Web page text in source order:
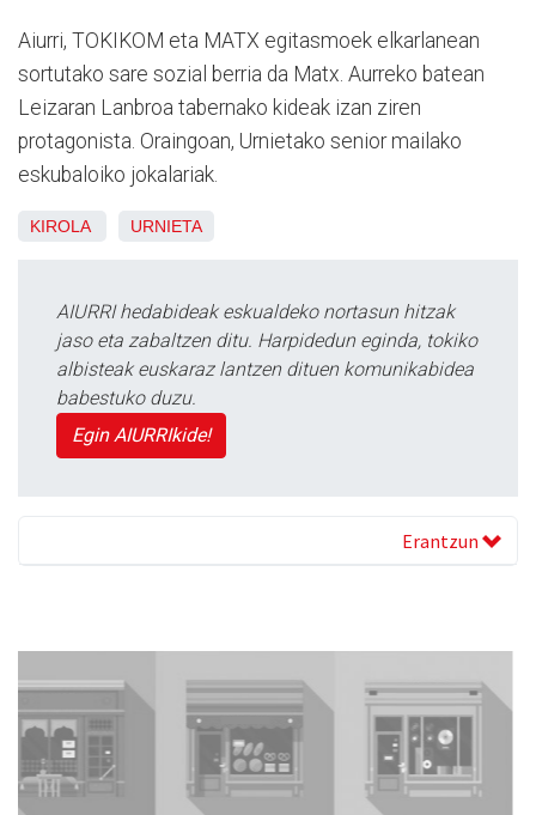
Aiurri, TOKIKOM eta MATX egitasmoek elkarlanean
sortutako sare sozial berria da Matx. Aurreko batean
Leizaran Lanbroa tabernako kideak izan ziren
protagonista. Oraingoan, Urnietako senior mailako
eskubaloiko jokalariak.
KIROLA URNIETA
AIURRI hedabideak eskualdeko nortasun hitzak
jaso eta zabaltzen ditu. Harpidedun eginda, tokiko
albisteak euskaraz lantzen dituen komunikabidea
babestuko duzu.
Egin AIURRIkide!
Erantzun